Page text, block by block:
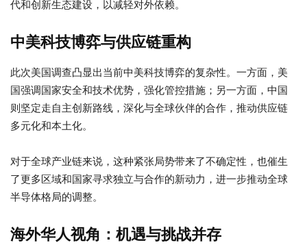
代和创新生态建设，以减轻对外依赖。
中美科技博弈与供应链重构
此次美国调查凸显出当前中美科技博弈的复杂性。一方面，美
国强调国家安全和技术优势，强化管控措施；另一方面，中国
则坚定走自主创新路线，深化与全球伙伴的合作，推动供应链
多元化和本土化。
对于全球产业链来说，这种紧张局势带来了不确定性，也催生
了更多区域和国家寻求独立与合作的新动力，进一步推动全球
半导体格局的调整。
海外华人视角：机遇与挑战并存